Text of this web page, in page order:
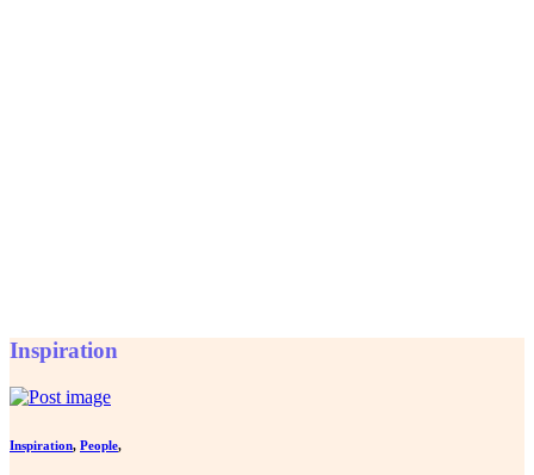
Inspiration
Inspiration, People,